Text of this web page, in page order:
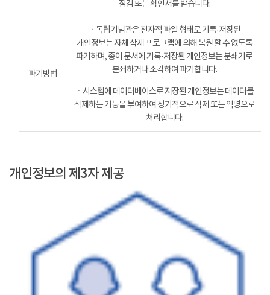
점검 또는 확인서를 받습니다.
파기방법
ㆍ독립기념관은 전자적 파일 형태로 기록·저장된
개인정보는 자체 삭제 프로그램에 의해 복원 할 수 없도록
파기하며, 종이 문서에 기록·저장된 개인정보는 분쇄기로
분쇄하거나 소각하여 파기합니다.
ㆍ시스템에 데이터베이스로 저장된 개인정보는 데이터를
삭제하는 기능을 부여하여 정기적으로 삭제 또는 익명으로
처리합니다.
개인정보의 제3자 제공